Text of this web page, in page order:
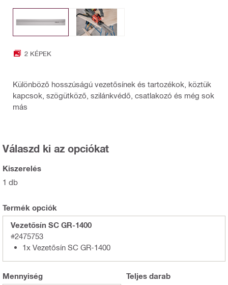
2 KÉPEK
Különböző hosszúságú vezetősínek és tartozékok, köztük
kapcsok, szögütköző, szilánkvédő, csatlakozó és még sok
más
Válaszd ki az opciókat
Kiszerelés
1 db
Termék opciók
Vezetősín SC GR-1400
#2475753
1x Vezetősín SC GR-1400
Mennyiség Teljesdarab